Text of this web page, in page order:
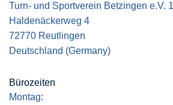
Turn- und Sportverein Betzingen e.V.
Haldenäckerweg 4
72770 Reutlingen
Deutschland (Germany)
Bürozeiten
Montag: